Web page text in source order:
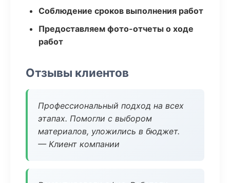
Соблюдение сроков выполнения работ
Предоставляем фото-отчеты о ходе
работ
Отзывы клиентов
Профессиональный подход на всех
этапах. Помогли с выбором
материалов, уложились в бюджет.
— Клиент компании